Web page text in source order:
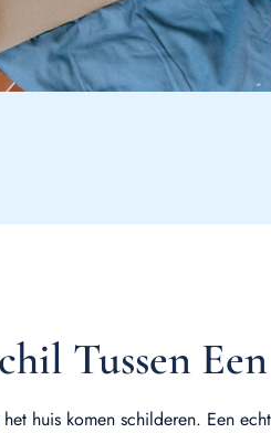
Tussen
huis komen schilderen. Een